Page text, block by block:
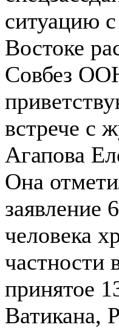
ситуацию
Востоке
Совбез
встрече с
Агапова
Она
заявление
человека
частности
принятое
Ватикана,